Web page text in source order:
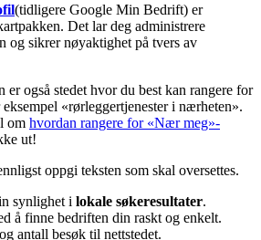
(tidligere Google Min Bedrift) er
Det lar deg administrere
og sikrer nøyaktighet på tvers av
er også stedet hvor du best kan rangere for
«rørleggertjenester i nærheten».
om hvordan rangere for «Nær meg»-
ut!
oppgi teksten som skal oversettes.
synlighet i lokale søkeresultater.
å finne bedriften din raskt og enkelt.
antall besøk til nettstedet.